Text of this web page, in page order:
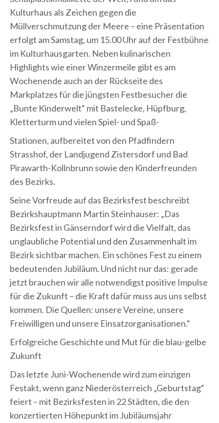
Kulturhaus als Zeichen gegen die
Müllverschmutzung der Meere – eine Präsentation
erfolgt am Samstag, um 15.00 Uhr auf der Festbühne
im Kulturhausgarten. Neben kulinarischen
Highlights wie einer Winzermeile gibt es am
Wochenende auch an der Rückseite des
Markplatzes für die jüngsten Festbesucher die
„Bunte Kinderwelt“ mit Bastelecke, Hüpfburg,
Kletterturm und vielen Spiel- und Spaß-
Stationen, aufbereitet von den Pfadfindern
Strasshof, der Landjugend Zistersdorf und Bad
Pirawarth-Kollnbrunn sowie den Kinderfreunden
des Bezirks.
Seine Vorfreude auf das Bezirksfest beschreibt
Bezirkshauptmann Martin Steinhauser: „Das
Bezirksfest in Gänserndorf wird die Vielfalt, das
unglaubliche Potential und den Zusammenhalt im
Bezirk sichtbar machen. Ein schönes Fest zu einem
bedeutenden Jubiläum. Und nicht nur das: gerade
jetzt brauchen wir alle notwendigst positive Impulse
für die Zukunft – die Kraft dafür muss aus uns selbst
kommen. Die Quellen: unsere Vereine, unsere
Freiwilligen und unsere Einsatzorganisationen.“
Erfolgreiche Geschichte und Mut für die blau-gelbe
Zukunft
Das letzte Juni-Wochenende wird zum einzigen
Festakt, wenn ganz Niederösterreich „Geburtstag“
feiert – mit Bezirksfesten in 22 Städten, die den
konzertierten Höhepunkt im Jubiläumsjahr